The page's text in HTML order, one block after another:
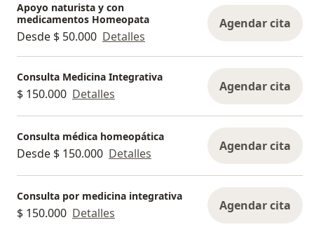
Apoyo naturista y con
medicamentos Homeopata
Desde $ 50.000 Detalles
Agendar cita
Consulta Medicina Integrativa
$ 150.000 Detalles Agendar cita
Consulta médica homeopática
Desde $ 150.000 Detalles Agendar cita
Consulta por medicina integrativa
$ 150.000 Detalles Agendar cita